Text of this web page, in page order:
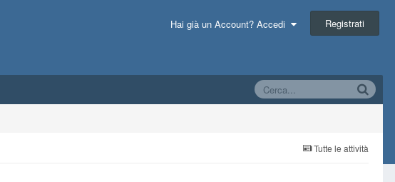
Hai già un Account? Accedi Registrati
Tutte le attività